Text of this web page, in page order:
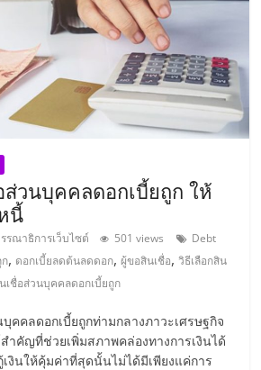
ส่วนบุคคลดอกเบี้ยถูก ให้
นี้
รณาธิการเว็บไซต์ 501 views
Debt
, ดอกเบี้ยลดต้นลดดอก,ผู้ขอสินเชื่อ,วิธีเลือกสิน
เชื่อส่วนบุคคลดอกเบี้ยถูก
คคลดอกเบี้ยถูกท่ามกลางภาวะเศรษฐกิจ
ำคัญที่ช่วยเพิ่มสภาพคล่องทางการเงินได้
งินให้คุ้มค่าที่สุดนั้นไม่ได้มีเพียงแค่การ